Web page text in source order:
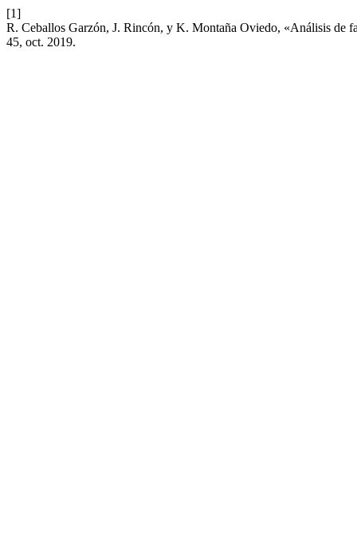
[1]
R. Ceballos Garzón, J. Rincón, y K. Montaña Oviedo, «Análisis de
45, oct. 2019.